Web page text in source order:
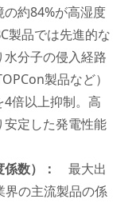
約84%が高湿度
製品では先進的な
分子の侵入経路
製品など）
倍以上抑制。高
定した発電性能
係数）： 最大出
の主流製品の係